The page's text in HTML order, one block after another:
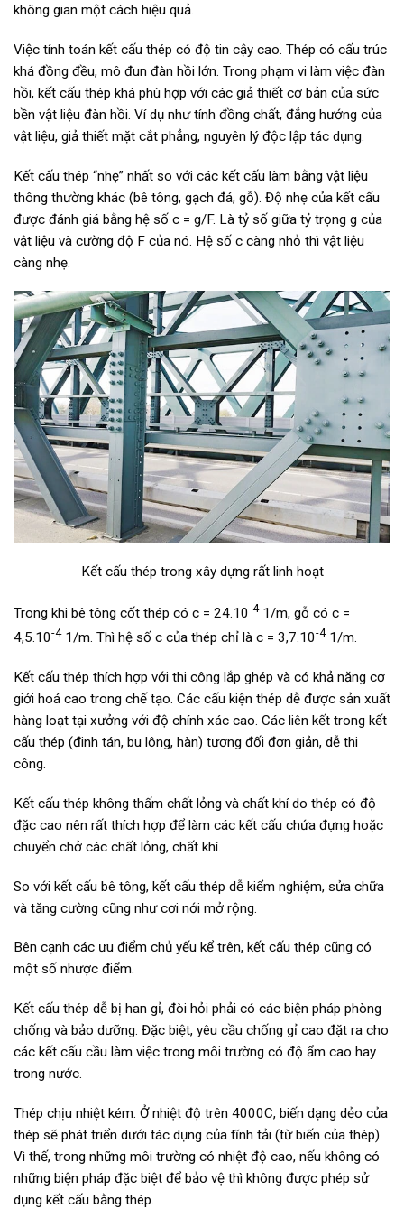
không gian một cách hiệu quả.
Việc tính toán kết cấu thép có độ tin cậy cao. Thép có cấu trúc
khá đồng đều, mô đun đàn hồi lớn. Trong phạm vi làm việc đàn
hồi, kết cấu thép khá phù hợp với các giả thiết cơ bản của sức
bền vật liệu đàn hồi. Ví dụ như tính đồng chất, đẳng hướng của
vật liệu, giả thiết mặt cắt phẳng, nguyên lý độc lập tác dụng.
Kết cấu thép “nhẹ” nhất so với các kết cấu làm bằng vật liệu
thông thường khác (bê tông, gạch đá, gỗ). Độ nhẹ của kết cấu
được đánh giá bằng hệ số c = g/F. Là tỷ số giữa tỷ trọng g của
vật liệu và cường độ F của nó. Hệ số c càng nhỏ thì vật liệu
càng nhẹ.
Kết cấu thép trong xây dựng rất linh hoạt
Trong khi bê tông cốt thép có c = 24.10-41/m, gỗ có c =
4,5.10-41/m. Thì hệ số c của thép chỉ là c = 3,7.10-41/m.
Kết cấu thép thích hợp với thi công lắp ghép và có khả năng cơ
giới hoá cao trong chế tạo. Các cấu kiện thép dễ được sản xuất
hàng loạt tại xưởng với độ chính xác cao. Các liên kết trong kết
cấu thép (đinh tán, bu lông, hàn) tương đối đơn giản, dễ thi
công.
Kết cấu thép không thấm chất lỏng và chất khí do thép có độ
đặc cao nên rất thích hợp để làm các kết cấu chứa đựng hoặc
chuyển chở các chất lỏng, chất khí.
So với kết cấu bê tông, kết cấu thép dễ kiểm nghiệm, sửa chữa
và tăng cường cũng như cơi nới mở rộng.
Bên cạnh các ưu điểm chủ yếu kể trên, kết cấu thép cũng có
một số nhược điểm.
Kết cấu thép dễ bị han gỉ, đòi hỏi phải có các biện pháp phòng
chống và bảo dưỡng. Đặc biệt, yêu cầu chống gỉ cao đặt ra cho
các kết cấu cầu làm việc trong môi trường có độ ẩm cao hay
trong nước.
Thép chịu nhiệt kém. Ở nhiệt độ trên 4000C, biến dạng dẻo của
thép sẽ phát triển dưới tác dụng của tĩnh tải (từ biến của thép).
Vì thế, trong những môi trường có nhiệt độ cao, nếu không có
những biện pháp đặc biệt để bảo vệ thì không được phép sử
dụng kết cấu bằng thép.